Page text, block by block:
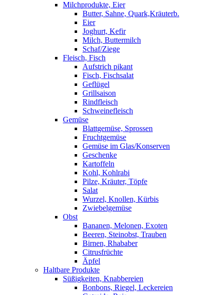
Milchprodukte, Eier
Butter, Sahne, Quark,Kräuterb.
Eier
Joghurt, Kefir
Milch, Buttermilch
Schaf/Ziege
Fleisch, Fisch
Aufstrich pikant
Fisch, Fischsalat
Geflügel
Grillsaison
Rindfleisch
Schweinefleisch
Gemüse
Blattgemüse, Sprossen
Fruchtgemüse
Gemüse im Glas/Konserven
Geschenke
Kartoffeln
Kohl, Kohlrabi
Pilze, Kräuter, Töpfe
Salat
Wurzel, Knollen, Kürbis
Zwiebelgemüse
Obst
Bananen, Melonen, Exoten
Beeren, Steinobst, Trauben
Birnen, Rhababer
Citrusfrüchte
Äpfel
Haltbare Produkte
Süßigkeiten, Knabbereien
Bonbons, Riegel, Leckereien